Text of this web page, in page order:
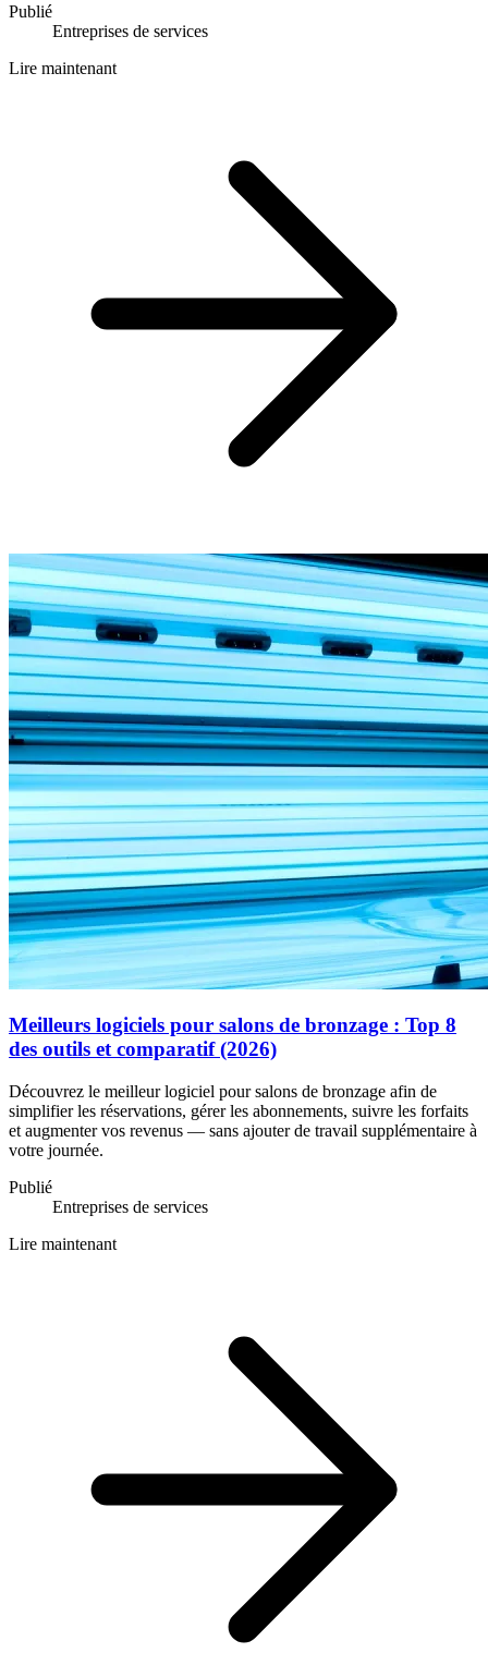
Publié
Entreprises de services
Lire maintenant
Meilleurs logiciels pour salons de bronzage : Top 8
des outils et comparatif (2026)
Découvrez le meilleur logiciel pour salons de bronzage afin de
simplifier les réservations, gérer les abonnements, suivre les forfaits
et augmenter vos revenus — sans ajouter de travail supplémentaire à
votre journée.
Publié
Entreprises de services
Lire maintenant